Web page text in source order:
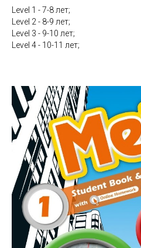
Level 1 - 7-8 лет;
Level 2 - 8-9 лет;
Level 3 - 9-10 лет;
Level 4 - 10-11 лет;